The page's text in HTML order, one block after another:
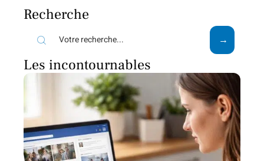
Recherche
Les incontournables